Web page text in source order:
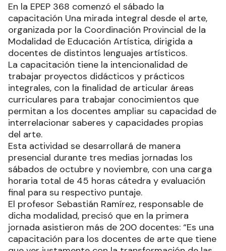
En la EPEP 368 comenzó el sábado la
capacitación Una mirada integral desde el arte,
organizada por la Coordinación Provincial de la
Modalidad de Educación Artística, dirigida a
docentes de distintos lenguajes artísticos.
La capacitación tiene la intencionalidad de
trabajar proyectos didácticos y prácticos
integrales, con la finalidad de articular áreas
curriculares para trabajar conocimientos que
permitan a los docentes ampliar su capacidad de
interrelacionar saberes y capacidades propias
del arte.
Esta actividad se desarrollará de manera
presencial durante tres medias jornadas los
sábados de octubre y noviembre, con una carga
horaria total de 45 horas cátedra y evaluación
final para su respectivo puntaje.
El profesor Sebastián Ramírez, responsable de
dicha modalidad, precisó que en la primera
jornada asistieron más de 200 docentes: “Es una
capacitación para los docentes de arte que tiene